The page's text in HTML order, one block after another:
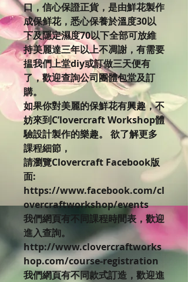
口，信心保證正貨，是由鮮花製作
成保鲜花，悉心保養於溫度30以
下及隱定濕度70以下全部可放維
持美麗達三年以上不凋謝，有需要
揾我們上堂diy或訂做三天便有
了，歡迎查詢公司團體包堂及訂
購。
如果你對美麗的保鮮花有興趣，不
妨來到C’lovercraft Workshop體
驗設計製作的樂趣。 欲了解更多
課程細節，
請瀏覽Clovercraft Facebook版
面:
https://www.facebook.com/cl
overcraftworkshop/events
我們網頁有不同課程時間表，歡迎
進入查詢。
http://www.clovercraftworks
hop.com/course-registration
我們網頁有不同款式訂造，歡迎進